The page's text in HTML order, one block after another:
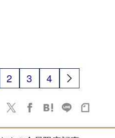
2 3 4